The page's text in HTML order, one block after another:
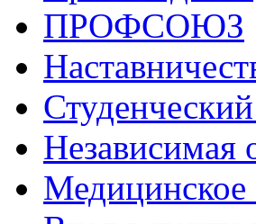
ПРОФСОЮЗ
Независимая
Медицинское